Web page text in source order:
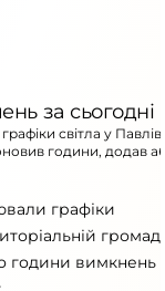
за сьогодні
світла у
години, додав
графіки
години вимкнень